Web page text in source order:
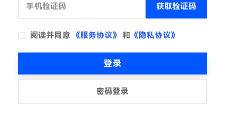
获取验证码
阅读并同意 《服务协议》 和 《隐私协议》
登录
密码登录